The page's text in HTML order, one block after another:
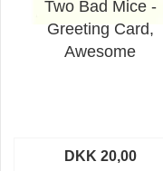
Two Bad Mice -
Greeting Card,
Awesome
DKK 20,00